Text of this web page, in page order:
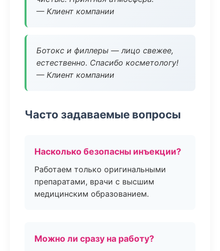
— Клиент компании
Ботокс и филлеры — лицо свежее,
естественно. Спасибо косметологу!
— Клиент компании
Часто задаваемые вопросы
Насколько безопасны инъекции?
Работаем только оригинальными
препаратами, врачи с высшим
медицинским образованием.
Можно ли сразу на работу?